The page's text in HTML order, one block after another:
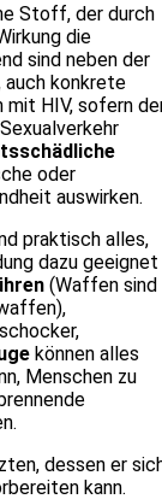
Stoff, der durch
die
sind neben der
auch konkrete
HIV, sofern
oder
auswirken.
praktisch alles,
dazu geeignet
(Waffen sind
können alles
Menschen zu
dessen er
kann.